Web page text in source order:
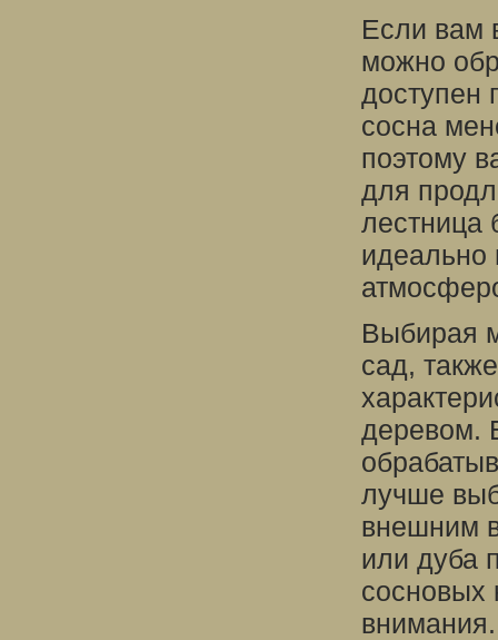
Если вам
можно
доступен
сосна
поэтому
для
лестница
идеально
Выбирая
сад,
деревом.
лучше
внешним
или дуба
сосновых
внимания.